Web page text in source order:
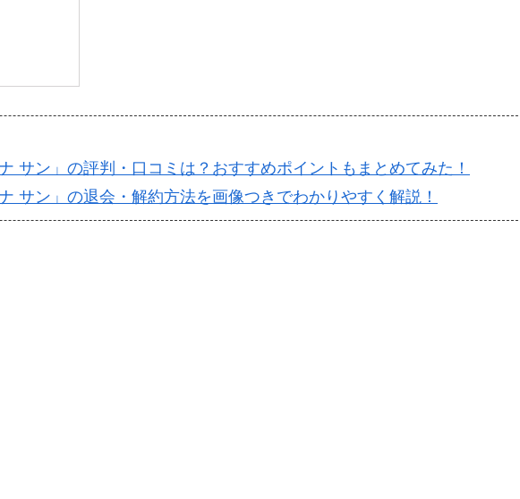
サン」の評判・口コミは？おすすめポイントもまとめてみた！
サン」の退会・解約方法を画像つきでわかりやすく解説！